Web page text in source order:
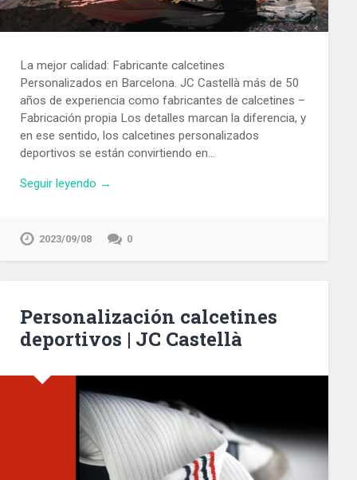
La mejor calidad: Fabricante calcetines
Personalizados en Barcelona. JC Castellà más de 50
años de experiencia como fabricantes de calcetines –
Fabricación propia Los detalles marcan la diferencia, y
en ese sentido, los calcetines personalizados
deportivos se están convirtiendo en…
Seguir leyendo →
2023/09/08 0
Personalización calcetines
deportivos | JC Castellà